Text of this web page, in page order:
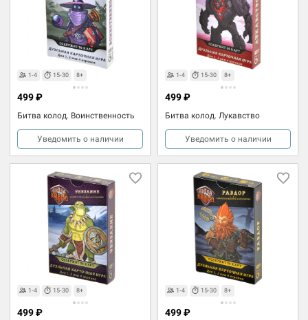
1-4 15-30 8+
Битва колод. Воинственность
499 ₽
Уведомить о наличии
1-4 15-30 8+
Битва колод. Лукавство
499 ₽
Уведомить о наличии
1-4 15-30 8+
499 ₽
1-4 15-30 8+
499 ₽